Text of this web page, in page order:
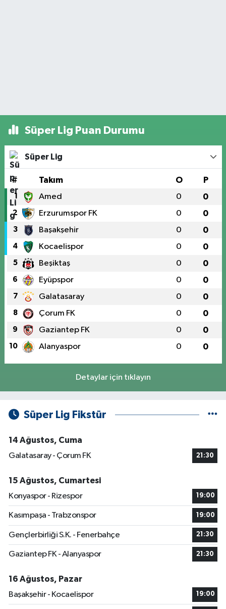
Süper Lig Puan Durumu
Süper Lig
# Takım O P
1 Amed 0 0
2 Erzurumspor FK 0 0
3 Başakşehir 0 0
4 Kocaelispor 0 0
5 Beşiktaş 0 0
6 Eyüpspor 0 0
7 Galatasaray 0 0
8 Çorum FK 0 0
9 Gaziantep FK 0 0
10 Alanyaspor 0 0
Detaylar için tıklayın
Süper Lig Fikstür
14 Ağustos, Cuma
Galatasaray - Çorum FK
21:30
15 Ağustos, Cumartesi
Konyaspor - Rizespor
19:00
Kasımpaşa - Trabzonspor 19:00
Gençlerbirliği S.K. - Fenerbahçe 21:30
Gaziantep FK - Alanyaspor 21:30
16 Ağustos, Pazar
Başakşehir - Kocaelispor
19:00